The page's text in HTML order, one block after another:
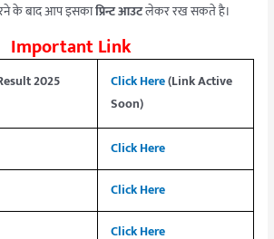
के बाद आप इसकाप्रिन्ट आउटलेकर रख सकते है।
Important Link
2025
Click Here(Link Active
Soon)
Click Here
Click Here
Click Here